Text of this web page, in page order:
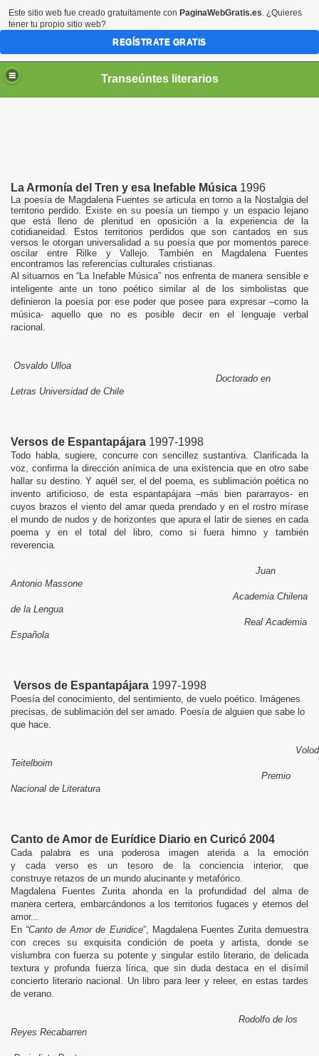
Transeúntes literarios
La Armonía del Tren y esa Inefable Música 1996
La poesía de Magdalena Fuentes se articula en torno a la Nostalgia del
territorio perdido. Existe en su poesía un tiempo y un espacio lejano
que está lleno de plenitud en oposición a la experiencia de la
cotidianeidad. Estos territorios perdidos que son cantados en sus
versos le otorgan universalidad a su poesía que por momentos parece
oscilar entre Rilke y Vallejo. También en Magdalena Fuentes
encontramos las referencias culturales cristianas.
Al situarnos en “La Inefable Música” nos enfrenta de manera sensible e
inteligente ante un tono poético similar al de los simbolistas que
definieron la poesía por ese poder que posee para expresar –como la
música- aquello que no es posible decir en el lenguaje verbal
racional.
Osvaldo Ulloa
Doctorado en
Letras Universidad de Chile
Versos de Espantapájara 1997-1998
Todo habla, sugiere, concurre con sencillez sustantiva. Clarificada la
voz, confirma la dirección anímica de una existencia que en otro sabe
hallar su destino. Y aquél ser, el del poema, es sublimación poética no
invento artificioso, de esta espantapájara –más bien pararrayos- en
cuyos brazos el viento del amar queda prendado y en el rostro mírase
el mundo de nudos y de horizontes que apura el latir de sienes en cada
poema y en el total del libro, como si fuera himno y también
reverencia.
Juan
Antonio Massone
Academia Chilena
de la Lengua
Real Academia
Española
Versos de Espantapájara 1997-1998
Poesía del conocimiento, del sentimiento, de vuelo poético. Imágenes
precisas, de sublimación del ser amado. Poesía de alguien que sabe lo
que hace.
Teitelboim
Premio
Nacional de Literatura
Canto de Amor de Eurídice Diario en Curicó 2004
Cada palabra es una poderosa imagen aterida a la emoción
y cada verso es un tesoro de la conciencia interior, que
construye retazos de un mundo alucinante y metafórico.
Magdalena Fuentes Zurita ahonda en la profundidad del alma de
manera certera, embarcándonos a los territorios fugaces y eternos del
amor...
En “Canto de Amor de Euridice”, Magdalena Fuentes Zurita demuestra
con creces su exquisita condición de poeta y artista, donde se
vislumbra con fuerza su potente y singular estilo literario, de delicada
textura y profunda fuerza lírica, que sin duda destaca en el disímil
concierto literario nacional. Un libro para leer y releer, en estas tardes
de verano.
Rodolfo de los
Reyes Recabarren
Este sitio web fue creado gratuitamente con PaginaWebGratis.es. ¿Quieres
tener tu propio sitio web?
REGÍSTRATE GRATIS